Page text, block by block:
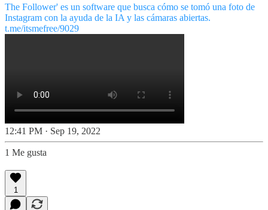
The Follower' es un software que busca cómo se tomó una foto de
t.me/itsmefree/9029
12:41 PM · Sep 19, 2022
1 Me gusta
1